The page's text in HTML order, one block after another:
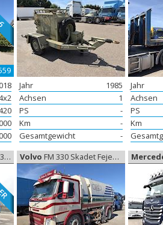
Jahr
1985
Achsen
1
PS
-
Km
-
Gesamtgewicht
-
Jahr
Achsen
PS
Km
Volvo FM 330 Skadet Fejebil, Unfall Fahrzeuge